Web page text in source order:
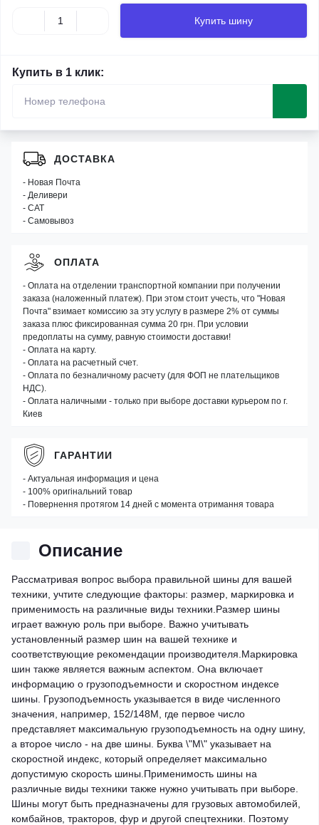
Купить шину
Купить в 1 клик:
Описание
Рассматривая вопрос выбора правильной шины для вашей
техники, учтите следующие факторы: размер, маркировка и
применимость на различные виды техники.Размер шины
играет важную роль при выборе. Важно учитывать
установленный размер шин на вашей технике и
соответствующие рекомендации производителя.Маркировка
шин также является важным аспектом. Она включает
информацию о грузоподъемности и скоростном индексе
шины. Грузоподъемность указывается в виде численного
значения, например, 152/148M, где первое число
представляет максимальную грузоподъемность на одну шину,
а второе число - на две шины. Буква \"M\" указывает на
скоростной индекс, который определяет максимально
допустимую скорость шины.Применимость шины на
различные виды техники также нужно учитывать при выборе.
Шины могут быть предназначены для грузовых автомобилей,
комбайнов, тракторов, фур и другой спецтехники. Поэтому
ДОСТАВКА
- Новая Почта
- Деливери
- САТ
- Самовывоз
ОПЛАТА
- Оплата на отделении транспортной компании при получении
заказа (наложенный платеж). При этом стоит учесть, что "Новая
Почта" взимает комиссию за эту услугу в размере 2% от суммы
заказа плюс фиксированная сумма 20 грн. При условии
предоплаты на сумму, равную стоимости доставки!
- Оплата на карту.
- Оплата на расчетный счет.
- Оплата по безналичному расчету (для ФОП не плательщиков
НДС).
- Оплата наличными - только при выборе доставки курьером по г.
Киев
ГАРАНТИИ
- Актуальная информация и цена
- 100% оригінальний товар
- Повернення протягом 14 дней с момента отримання товара